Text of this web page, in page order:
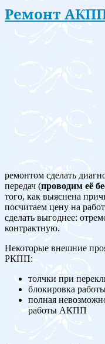
Ремонт
ремонтом сделать
передач (проводим её
того, как выяснена
посчитаем цену на
сделать выгоднее:
контрактную.
Некоторые внешние
РКПП:
толчки при
блокировка
полная
работы АКПП